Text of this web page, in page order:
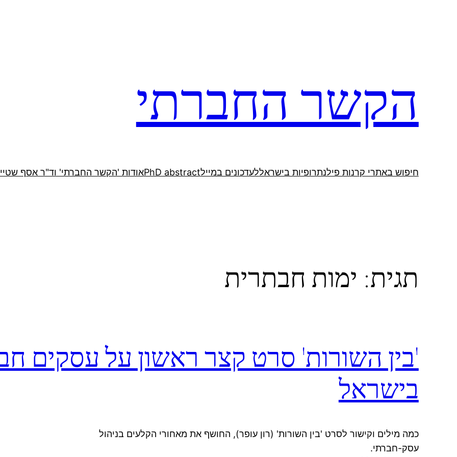
הקשר החברתי
חיפוש באתרי קרנות פילנתרופיות בישראללעדכונים במיילPhD abstractאודות 'הקשר החברתי' וד"ר אסף
תגית: ימות חבתרית
'בין השורות' סרט קצר ראשון על עסקים
בישראל
כמה מילים וקישור לסרט 'בין השורות' (רון עופר), החושף את מאחורי הקלעים בניהול
עסק-חברתי.